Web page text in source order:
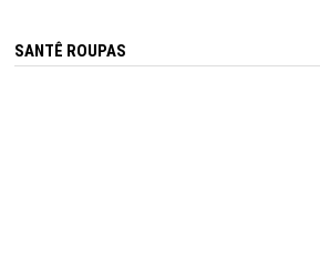
SANTÊ ROUPAS